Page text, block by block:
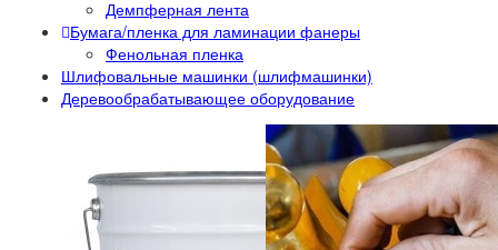
Демпферная лента
Бумага/пленка для ламинации фанеры
Фенольная пленка
Шлифовальные машинки (шлифмашинки)
Деревообрабатывающее оборудование